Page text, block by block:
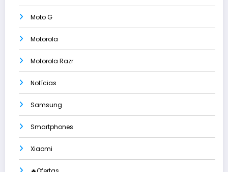
Moto G
Motorola
Motorola Razr
Notícias
Samsung
Smartphones
Xiaomi